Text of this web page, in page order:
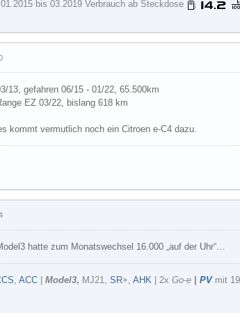
bis 03.2019 Verbrauch ab Steckdose
13, gefahren 06/15 - 01/22, 65.500km
EZ 03/22, bislang 618 km
kommt vermutlich noch ein Citroen e-C4 dazu.
hatte zum Monatswechsel 16.000 „auf der Uhr“…
,ACC |Model3, MJ21,SR+,AHK | 2xGo-e |PVmit